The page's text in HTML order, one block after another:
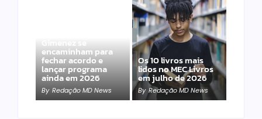
Gimenez se
encaminham para
fechar acordo e
lançar programa
ainda em 2026
By Redação MD News
Os 10 livros mais
lidos no MEC Livros
em julho de 2026
By Redação MD News